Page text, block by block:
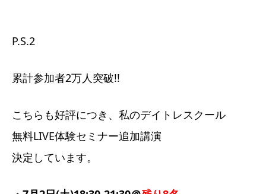
P.S.2
累計参加者2万人突破!!
こちらも好評につき、私のデイトレスクール
無料LIVE体験セミナー追加講演
決定しています。